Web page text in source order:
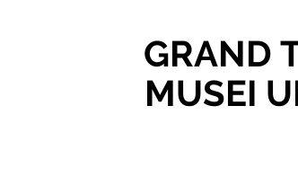
GRAND
MUSEI